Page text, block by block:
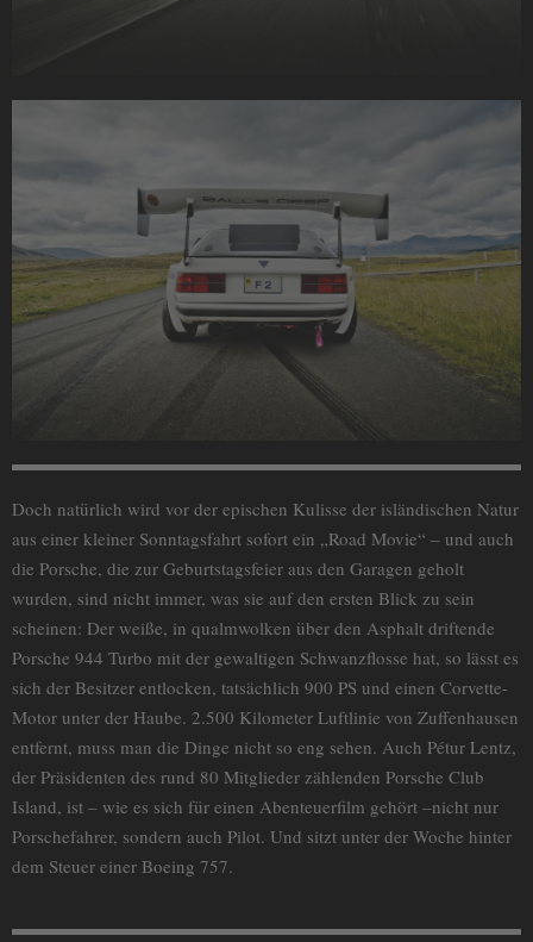
Doch natürlich wird vor der epischen Kulisse der isländischen Natur
aus einer kleiner Sonntagsfahrt sofort ein „Road Movie“ – und auch
die Porsche, die zur Geburtstagsfeier aus den Garagen geholt
wurden, sind nicht immer, was sie auf den ersten Blick zu sein
scheinen: Der weiße, in qualmwolken über den Asphalt driftende
Porsche 944 Turbo mit der gewaltigen Schwanzflosse hat, so lässt es
sich der Besitzer entlocken, tatsächlich 900 PS und einen Corvette-
Motor unter der Haube. 2.500 Kilometer Luftlinie von Zuffenhausen
entfernt, muss man die Dinge nicht so eng sehen. Auch Pétur Lentz,
der Präsidenten des rund 80 Mitglieder zählenden Porsche Club
Island, ist – wie es sich für einen Abenteuerfilm gehört –nicht nur
Porschefahrer, sondern auch Pilot. Und sitzt unter der Woche hinter
dem Steuer einer Boeing 757.